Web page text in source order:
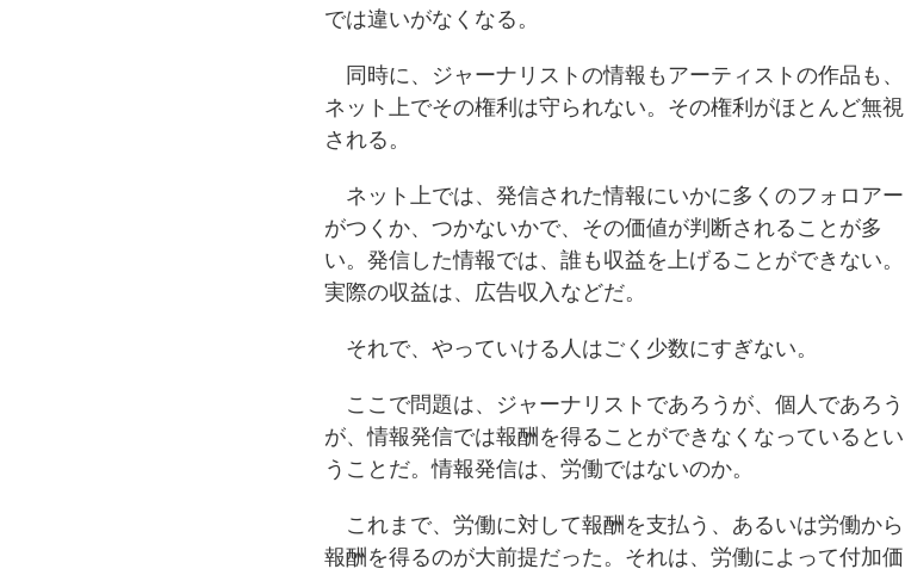
では違いがなくなる。
同時に、ジャーナリストの情報もアーティストの作品も、
ネット上でその権利は守られない。その権利がほとんど無視
される。
ネット上では、発信された情報にいかに多くのフォロアー
がつくか、つかないかで、その価値が判断されることが多
い。発信した情報では、誰も収益を上げることができない。
実際の収益は、広告収入などだ。
それで、やっていける人はごく少数にすぎない。
ここで問題は、ジャーナリストであろうが、個人であろう
が、情報発信では報酬を得ることができなくなっているとい
うことだ。情報発信は、労働ではないのか。
これまで、労働に対して報酬を支払う、あるいは労働から
報酬を得るのが大前提だった。それは、労働によって付加価